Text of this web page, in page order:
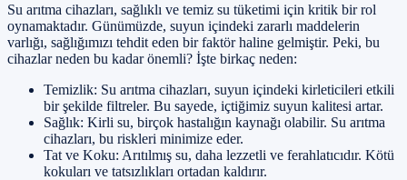
Su arıtma cihazları, sağlıklı ve temiz su tüketimi için kritik bir rol
oynamaktadır. Günümüzde, suyun içindeki zararlı maddelerin
varlığı, sağlığımızı tehdit eden bir faktör haline gelmiştir. Peki, bu
cihazlar neden bu kadar önemli? İşte birkaç neden:
Temizlik: Su arıtma cihazları, suyun içindeki kirleticileri etkili
bir şekilde filtreler. Bu sayede, içtiğimiz suyun kalitesi artar.
Sağlık: Kirli su, birçok hastalığın kaynağı olabilir. Su arıtma
cihazları, bu riskleri minimize eder.
Tat ve Koku: Arıtılmış su, daha lezzetli ve ferahlatıcıdır. Kötü
kokuları ve tatsızlıkları ortadan kaldırır.